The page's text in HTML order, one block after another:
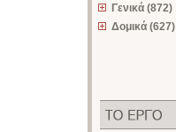
Γενικά (872)
Δομικά (627)